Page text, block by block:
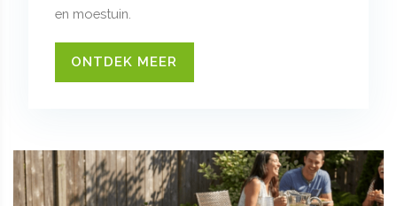
en moestuin.
ONTDEK MEER